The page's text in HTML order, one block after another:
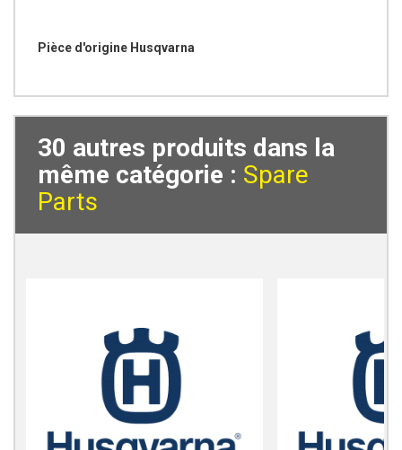
Pièce d'origine Husqvarna
30 autres produits dans la
même catégorie : Spare
Parts